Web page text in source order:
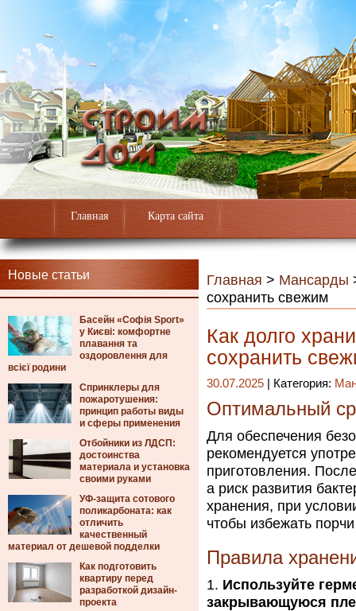
Главная Карта сайта
Новые статьи
Басейн «Софія Sport»
у Києві: комфортне
плавання та
оздоровлення для
всієї родини
Спринклеры для
пожаротушения:
принцип работы виды
и сферы применения
Отбойники из ЛДСП:
достоинства
материала и установка
своими руками
УФ-защита сотового
поликарбоната: как
отличить
качественный
материал от дешевой подделки
Как подготовить
квартиру перед
разработкой дизайн-
проекта
Главная > Мансарды
сохранить свежим
Как долго
сохранить
30.07.2025 | Категория:
Оптимальный
Для обеспечения
рекомендуется
приготовления.
а риск развития
хранения, при
чтобы избежать
Правила
Используйте
закрывающуюся